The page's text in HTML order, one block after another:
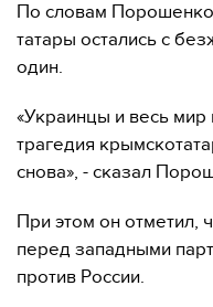
По словам
татары остались с
один.
«Украинцы и весь
трагедия
снова», - сказал
При этом он отметил,
перед западными
против России.